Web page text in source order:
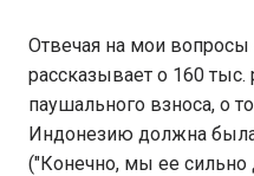
Отвечая на мои
рассказывает о 160 тыс.
паушального взноса, о
Индонезию должна была
("Конечно, мы ее сильно